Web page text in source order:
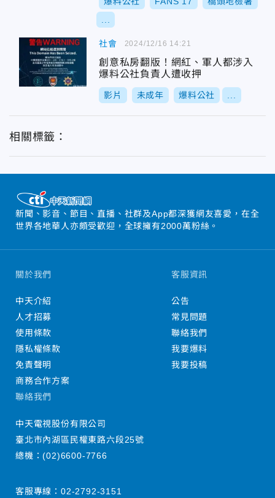
社會
創意私房翻版！網紅、軍人都涉入
爆料公社負責人遭收押
影片 未成年 爆料公社
2024/12/16 14:21
相關標籤：
新聞、影音、節目、直播、社群及App都深獲網友喜愛，在全
世界各地華人亦頗受歡迎，全球擁有2000萬粉絲。
關於我們
中天介紹
人才招募
使用條款
隱私權條款
免責聲明
商務合作方案
客服資訊
公告
常見問題
聯絡我們
我要爆料
我要投稿
聯絡我們
中天電視股份有限公司
臺北市內湖區民權東路六段25號
總機：(02)6600-7766
客服專線： 02-2792-3151